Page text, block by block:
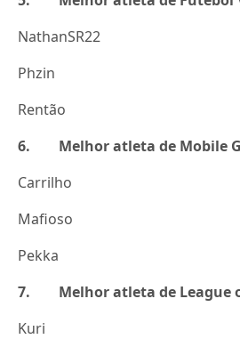
NathanSR22
Phzin
Rentão
6. Melhor atleta de Mobile
Carrilho
Mafioso
Pekka
7. Melhor atleta de League
Kuri